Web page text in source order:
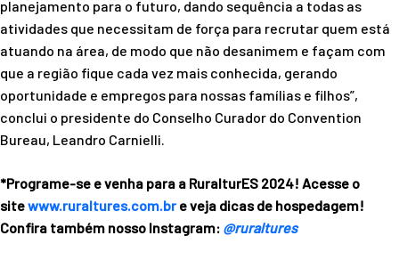
planejamento para o futuro, dando sequência a todas as
atividades que necessitam de força para recrutar quem está
atuando na área, de modo que não desanimem e façam com
que a região fique cada vez mais conhecida, gerando
oportunidade e empregos para nossas famílias e filhos”,
conclui o presidente do Conselho Curador do Convention
Bureau, Leandro Carnielli.
*Programe-se e venha para a RuralturES 2024! Acesse o
sitewww.ruraltures.com.bre veja dicas de hospedagem!
Confira também nosso Instagram: @ruraltures